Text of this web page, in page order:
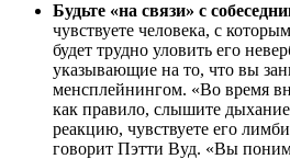
Будьте «на связи» с
чувствуете человека, с
будет трудно уловить его
указывающие на то, что вы
менсплейнингом. «Во время
как правило, слышите дыхание
реакцию, чувствуете его
говорит Пэтти Вуд. «Вы